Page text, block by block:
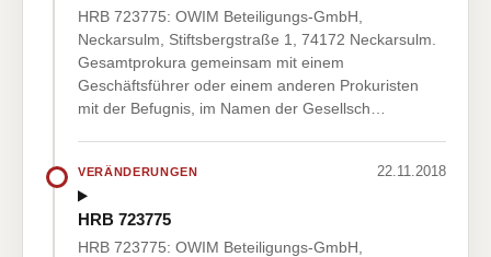
HRB 723775: OWIM Beteiligungs-GmbH,
Neckarsulm, Stiftsbergstraße 1, 74172 Neckarsulm.
Gesamtprokura gemeinsam mit einem
Geschäftsführer oder einem anderen Prokuristen
mit der Befugnis, im Namen der Gesellsch…
VERÄNDERUNGEN 22.11.2018
HRB 723775
HRB 723775: OWIM Beteiligungs-GmbH,